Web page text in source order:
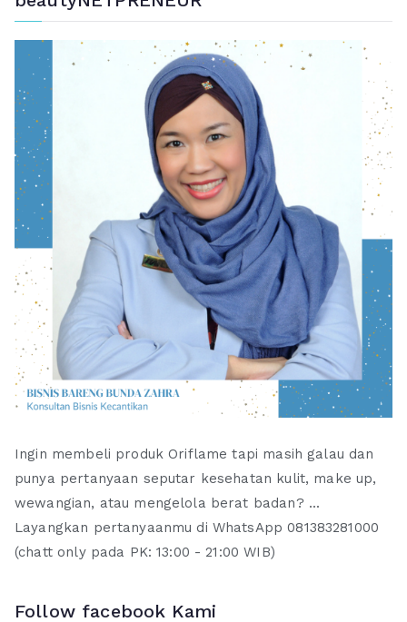
Ingin membeli produk Oriflame tapi masih galau dan
punya pertanyaan seputar kesehatan kulit, make up,
wewangian, atau mengelola berat badan? ...
Layangkan pertanyaanmu di WhatsApp 081383281000
(chatt only pada PK: 13:00 - 21:00 WIB)
Follow facebook Kami